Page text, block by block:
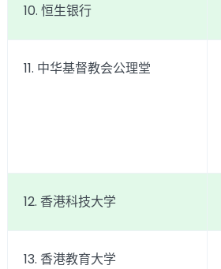
10. 恒生银行
11. 中华基督教会公理堂
12. 香港科技大学
13. 香港教育大学